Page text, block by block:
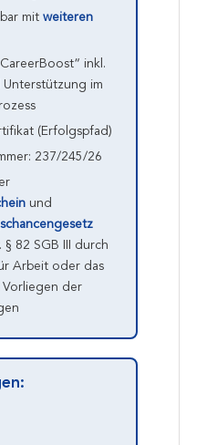
mitweiteren
inkl.
Unterstützung im
(Erfolgspfad)
237/245/26
und
§ 82 SGB III durch
Arbeit oder das
der